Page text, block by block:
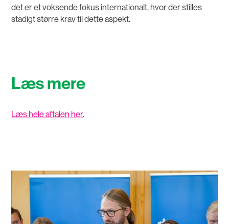
det er et voksende fokus internationalt, hvor der stilles
stadigt større krav til dette aspekt.
Læs mere
Læs hele aftalen her.